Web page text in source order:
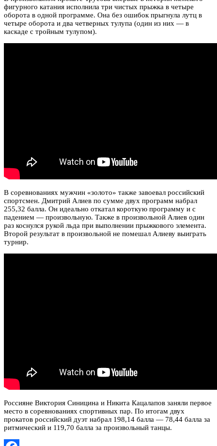
фигурного катания исполнила три чистых прыжка в четыре
оборота в одной программе. Она без ошибок прыгнула лутц в
четыре оборота и два четверных тулупа (один из них — в
каскаде с тройным тулупом).
В соревнованиях мужчин «золото» также завоевал российский
спортсмен. Дмитрий Алиев по сумме двух программ набрал
255,32 балла. Он идеально откатал короткую программу и с
падением — произвольную. Также в произвольной Алиев один
раз коснулся рукой льда при выполнении прыжкового элемента.
Второй результат в произвольной не помешал Алиеву выиграть
турнир.
Россияне Виктория Синицина и Никита Кацалапов заняли первое
место в соревнованиях спортивных пар. По итогам двух
прокатов российский дуэт набрал 198,14 балла — 78,44 балла за
ритмический и 119,70 балла за произвольный танцы.